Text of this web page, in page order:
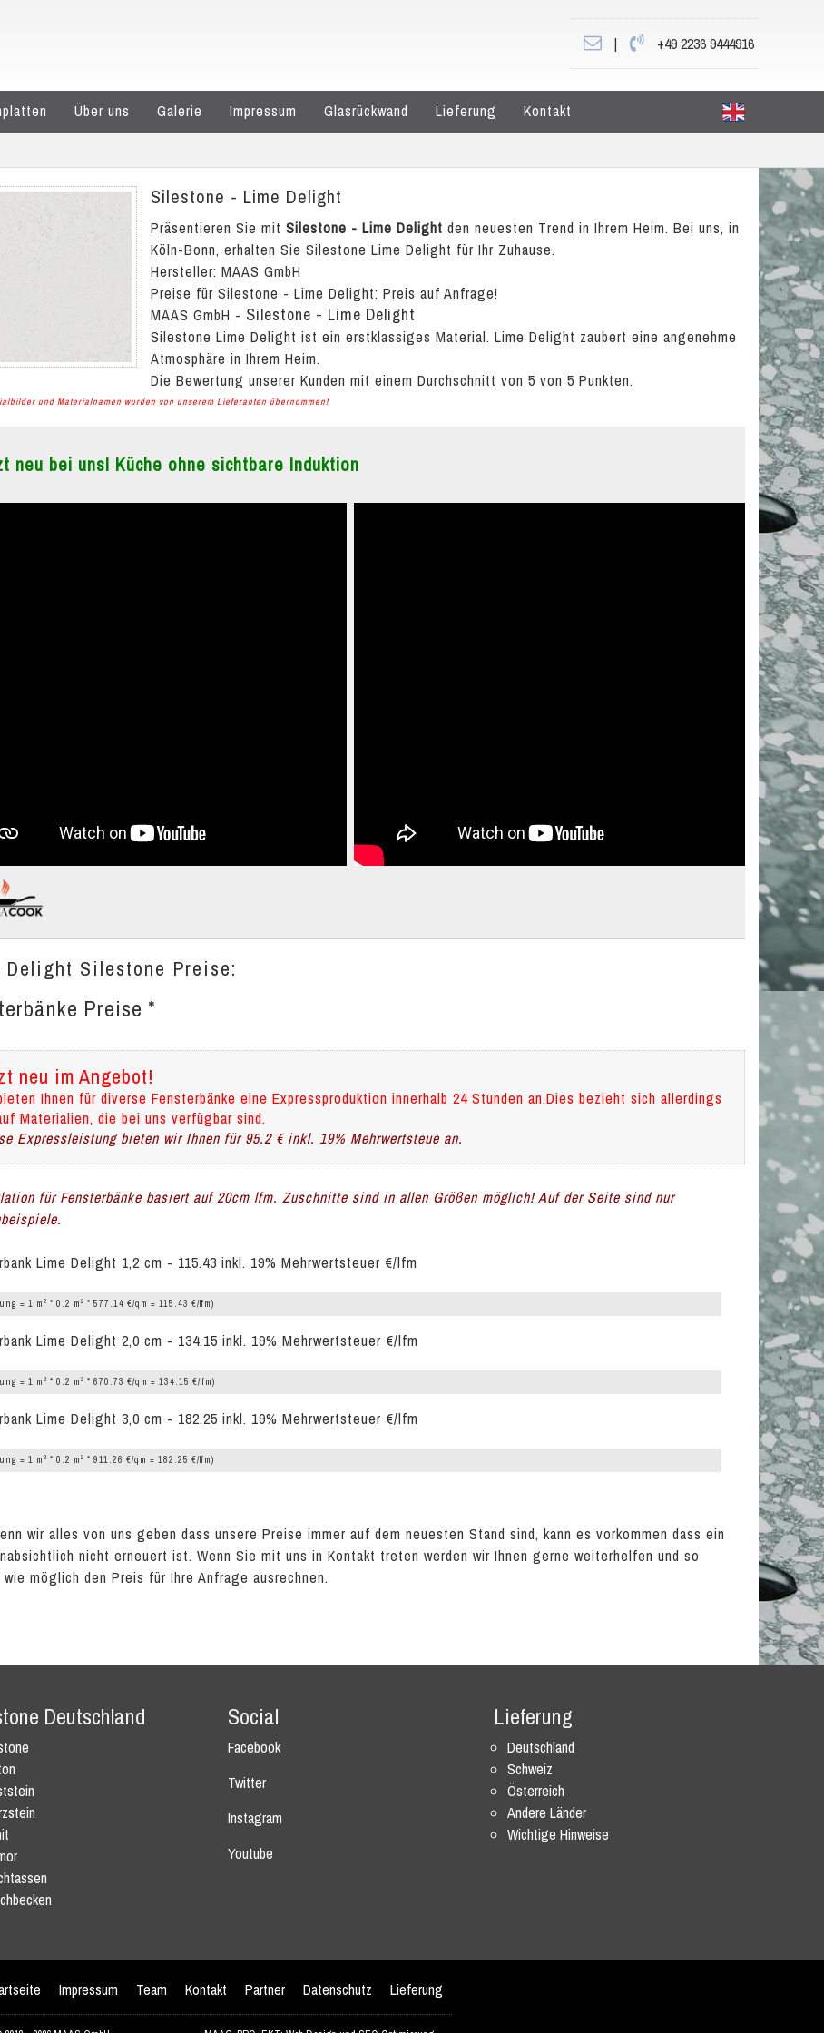
| +49 2236 9444916
Über uns Galerie Impressum Glasrückwand Lieferung Kontakt
Silestone - Lime Delight
Präsentieren Sie mit Silestone - Lime Delight den neuesten Trend in Ihrem Heim. Bei uns, in
Köln-Bonn, erhalten Sie Silestone Lime Delight für Ihr Zuhause.
Hersteller: MAAS GmbH
Preise für Silestone - Lime Delight: Preis auf Anfrage!
MAAS GmbH - Silestone - Lime Delight
Silestone Lime Delight ist ein erstklassiges Material. Lime Delight zaubert eine angenehme
Atmosphäre in Ihrem Heim.
Die Bewertung unserer Kunden mit einem Durchschnitt von 5 von 5 Punkten.
und Materialnamen wurden von unserem Lieferanten übernommen!
neu bei uns! Küche ohne sichtbare Induktion
Delight Silestone Preise:
Preise *
neu im Angebot!
Ihnen für diverse Fensterbänke eine Expressproduktion innerhalb 24 Stunden an.Dies bezieht sich allerdings
Materialien, die bei uns verfügbar sind.
Expressleistung bieten wir Ihnen für 95.2 € inkl. 19% Mehrwertsteue an.
für Fensterbänke basiert auf 20cm lfm. Zuschnitte sind in allen Größen möglich! Auf der Seite sind nur
Lime Delight 1,2 cm - 115.43 inkl. 19% Mehrwertsteuer €/lfm
= 1 m 2 * 0.2 m 2 * 577.14 €/qm = 115.43 €/lfm)
Lime Delight 2,0 cm - 134.15 inkl. 19% Mehrwertsteuer €/lfm
= 1 m 2 * 0.2 m 2 * 670.73 €/qm = 134.15 €/lfm)
Lime Delight 3,0 cm - 182.25 inkl. 19% Mehrwertsteuer €/lfm
= 1 m 2 * 0.2 m 2 * 911.26 €/qm = 182.25 €/lfm)
wir alles von uns geben dass unsere Preise immer auf dem neuesten Stand sind, kann es vorkommen dass ein
nicht erneuert ist. Wenn Sie mit uns in Kontakt treten werden wir Ihnen gerne weiterhelfen und so
möglich den Preis für Ihre Anfrage ausrechnen.
Deutschland Social
Facebook
Twitter
Instagram
Youtube
Lieferung
Deutschland
Schweiz
Österreich
Andere Länder
Wichtige Hinweise
Impressum Team Kontakt Partner Datenschutz Lieferung